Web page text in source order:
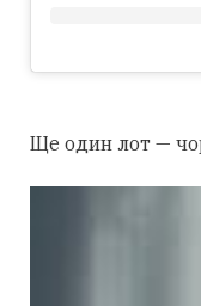
Ще один лот —